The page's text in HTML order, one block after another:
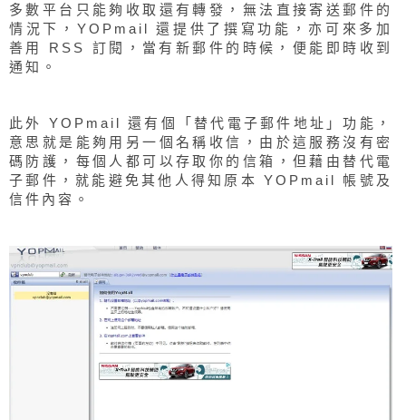
多數平台只能夠收取還有轉發，無法直接寄送郵件的
情況下，YOPmail 還提供了撰寫功能，亦可來多加
善用 RSS 訂閱，當有新郵件的時候，便能即時收到
通知。
此外 YOPmail 還有個「替代電子郵件地址」功能，
意思就是能夠用另一個名稱收信，由於這服務沒有密
碼防護，每個人都可以存取你的信箱，但藉由替代電
子郵件，就能避免其他人得知原本 YOPmail 帳號及
信件內容。